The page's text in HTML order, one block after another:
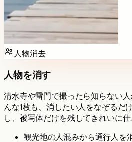
人物消去
人物を消す
清水寺や雷門で撮ったら知らない
んな1枚も、消したい人をなぞるだ
し、被写体だけを残してきれいに仕
観光地の人混みから通行人を